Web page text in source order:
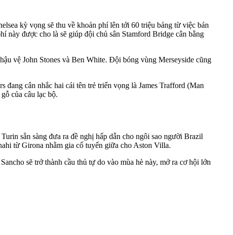
kỳ vọng sẽ thu về khoản phí lên tới 60 triệu bảng từ việc bán
này được cho là sẽ giúp đội chủ sân Stamford Bridge cân bằng
vệ John Stones và Ben White. Đội bóng vùng Merseyside cũng
cân nhắc hai cái tên trẻ triển vọng là James Trafford (Man
của câu lạc bộ.
sẵn sàng đưa ra đề nghị hấp dẫn cho ngôi sao người Brazil
từ Girona nhằm gia cố tuyến giữa cho Aston Villa.
sẽ trở thành cầu thủ tự do vào mùa hè này, mở ra cơ hội lớn